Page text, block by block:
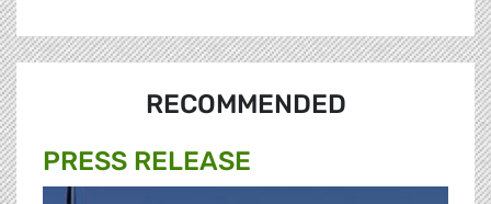
RECOMMENDED
PRESS RELEASE